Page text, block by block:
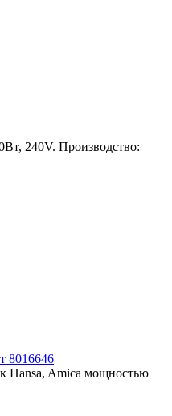
240V. Производство:
8016646
Hansa, Amica мощностью